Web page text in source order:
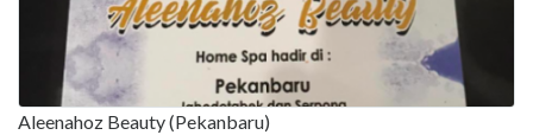
Aleenahoz Beauty (Pekanbaru)